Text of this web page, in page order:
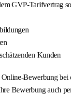
GVP-Tarifvertrag
Kunden
Bewerbung bei
Bewerbung auch